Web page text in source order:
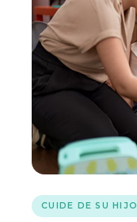
CUIDE DE SU HIJO